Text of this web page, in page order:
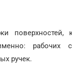
рабочих
ручек.